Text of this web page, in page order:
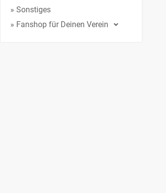
» Sonstiges
» Fanshop für Deinen Verein